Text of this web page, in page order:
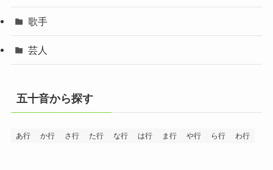
歌手
芸人
五十音から探す
あ行 か行 さ行 た行 な行 は行 ま行 や行 ら行 わ行